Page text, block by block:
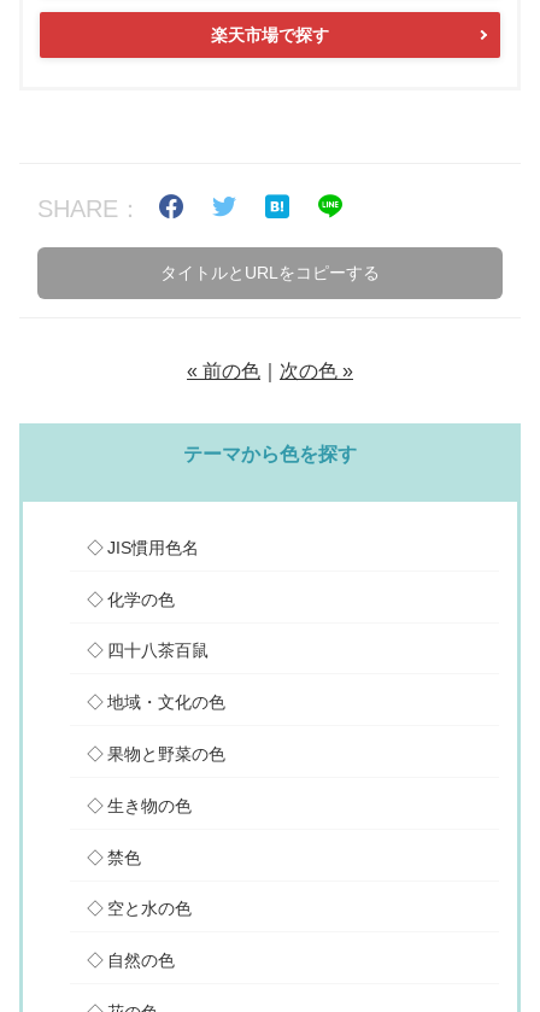
楽天市場で探す
SHARE：
タイトルとURLをコピーする
« 前の色 次の色 »
テーマから色を探す
JIS慣用色名
化学の色
四十八茶百鼠
地域・文化の色
果物と野菜の色
生き物の色
禁色
空と水の色
自然の色